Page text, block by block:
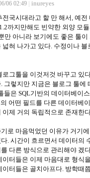
06 02:49 inureyes
국시대라고 할 만 해서, 예
까지만해도 빈약한 외양 모
만 아니라 보기에도 좋은 툴
혀 나가고 있다. 수정이나
그툴을 이것저것 바꾸고 있
그렇지만 지금은 블로그 툴
들은 SQL기반의 데이터베이
어떤 필드를 다른 데이터베
제 거의 독립적으로 존재한
로 마음먹었던 이유가 거기
. 시간이 흐르면서 데이터의
다른 방식으로 관리해야 겠
터들은 이제 마음대로 형식
터들은 골치아프다. 방학때